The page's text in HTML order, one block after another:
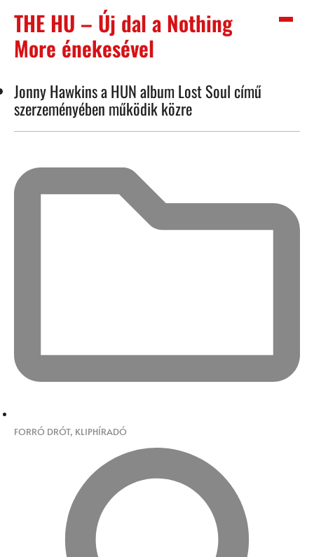
THE HU – Új dal a Nothing
More énekesével
Jonny Hawkins a HUN album Lost Soul című
szerzeményében működik közre
FORRÓ DRÓT, KLIPHÍRADÓ